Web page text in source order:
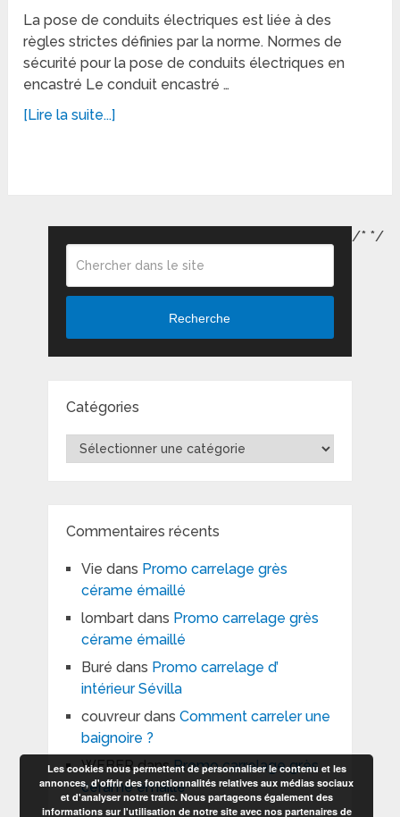
La pose de conduits électriques est liée à des
règles strictes définies par la norme. Normes de
sécurité pour la pose de conduits électriques en
encastré Le conduit encastré …
[Lire la suite...]
Recherche
Catégories
Catégories
Commentaires récents
Vie dans Promo carrelage grès
cérame émaillé
lombartdans Promo carrelage grès
cérame émaillé
Buré dans Promo carrelage d’
intérieur Sévilla
couvreurdans Comment carreler une
baignoire ?
WEBERdansPromo carrelage grès
cérame émaillé
/* */
Les cookies nous permettent de personnaliser le contenu et les
annonces, d'offrir des fonctionnalités relatives aux médias sociaux
et d'analyser notre trafic. Nous partageons également des
informations sur l'utilisation de notre site avec nos partenaires de